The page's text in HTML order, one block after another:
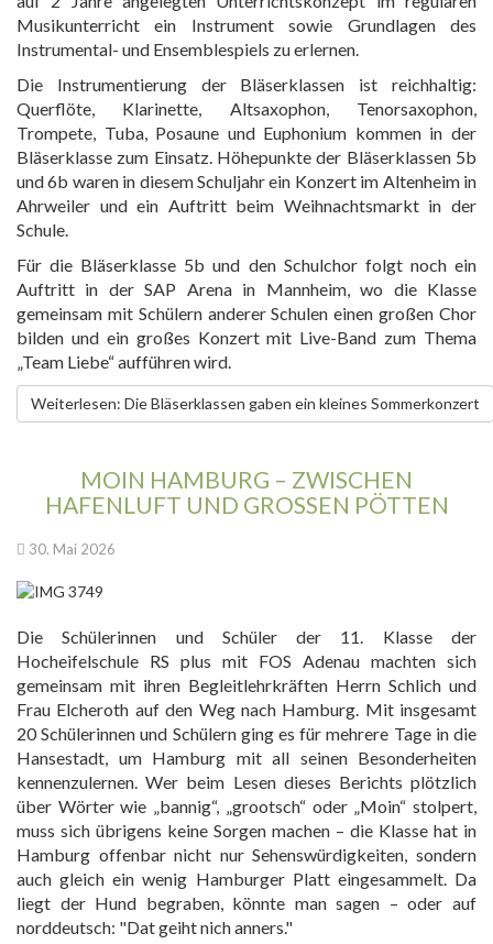
Musikunterricht ein Instrument sowie Grundlagen des
Instrumental- und Ensemblespiels zu erlernen.
Die Instrumentierung der Bläserklassen ist reichhaltig:
Querflöte, Klarinette, Altsaxophon, Tenorsaxophon,
Trompete, Tuba, Posaune und Euphonium kommen in der
Bläserklasse zum Einsatz. Höhepunkte der Bläserklassen 5b
und 6b waren in diesem Schuljahr ein Konzert im Altenheim in
Ahrweiler und ein Auftritt beim Weihnachtsmarkt in der
Schule.
Für die Bläserklasse 5b und den Schulchor folgt noch ein
Auftritt in der SAP Arena in Mannheim, wo die Klasse
gemeinsam mit Schülern anderer Schulen einen großen Chor
bilden und ein großes Konzert mit Live-Band zum Thema
„Team Liebe“ aufführen wird.
Weiterlesen: Die Bläserklassen gaben ein kleines Sommerkonzert
MOIN HAMBURG – ZWISCHEN
HAFENLUFT UND GROSSEN PÖTTEN
30. Mai 2026
Die Schülerinnen und Schüler der 11. Klasse der
Hocheifelschule RS plus mit FOS Adenau machten sich
gemeinsam mit ihren Begleitlehrkräften Herrn Schlich und
Frau Elcheroth auf den Weg nach Hamburg. Mit insgesamt
20 Schülerinnen und Schülern ging es für mehrere Tage in die
Hansestadt, um Hamburg mit all seinen Besonderheiten
kennenzulernen. Wer beim Lesen dieses Berichts plötzlich
über Wörter wie „bannig“, „grootsch“ oder „Moin“ stolpert,
muss sich übrigens keine Sorgen machen – die Klasse hat in
Hamburg offenbar nicht nur Sehenswürdigkeiten, sondern
auch gleich ein wenig Hamburger Platt eingesammelt. Da
liegt der Hund begraben, könnte man sagen – oder auf
norddeutsch: "Dat geiht nich anners."